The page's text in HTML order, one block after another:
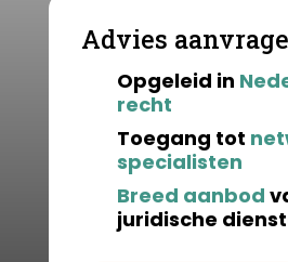
Advies
Opgeleid in
recht
Toegang tot
specialisten
Breed aanbod
juridische